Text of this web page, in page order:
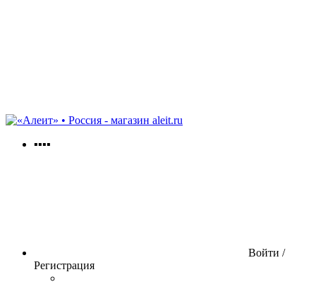
aleit.ru
▪▪▪▪
Войти /
Регистрация